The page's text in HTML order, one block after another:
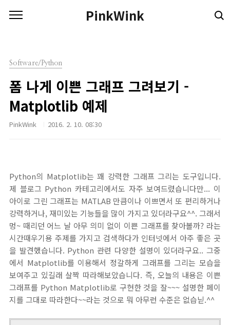
PinkWink
Software/Python
폼 나게 이쁜 그래프 그려보기 -
Matplotlib 예제
PinkWink 2016. 2. 10. 08:30
Python의 Matplotlib는 꽤 강력한 그래프 그리는 도구입니다.
제 블로그 Python 카테고리에서도 자주 보여드렸습니다만... 이
아이로 그린 그래프는 MATLAB 만큼이나 이쁘면서 또 편리하거나
강력하거나, 재미있는 기능들을 많이 가지고 있더라구요^^. 그래서
멍~ 때리던 어느 날 아무 의미 없이 이쁜 그래프를 찾아볼까? 라는
시간때우기용 주제를 가지고 검색하다가 인터넷에서 아주 좋은 곳
을 발견했습니다. Python 관련 다양한 설명이 있더라구요.. 그중
에서 Matplotlib를 이용해서 정갈하게 그래프를 그리는 모습을
보여주고 있길래 살짝 따라해보았습니다. 즉, 오늘의 내용은 이쁜
그래프를 Python Matplotlib로 구현한 것을 잘~~~ 설명한 페이
지를 그대로 따라한다~~라는 것으로 뭐 아무런 수준은 없습닏.^^